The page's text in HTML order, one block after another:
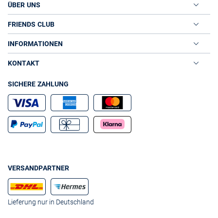
ÜBER UNS
FRIENDS CLUB
INFORMATIONEN
KONTAKT
SICHERE ZAHLUNG
VERSANDPARTNER
Lieferung nur in Deutschland